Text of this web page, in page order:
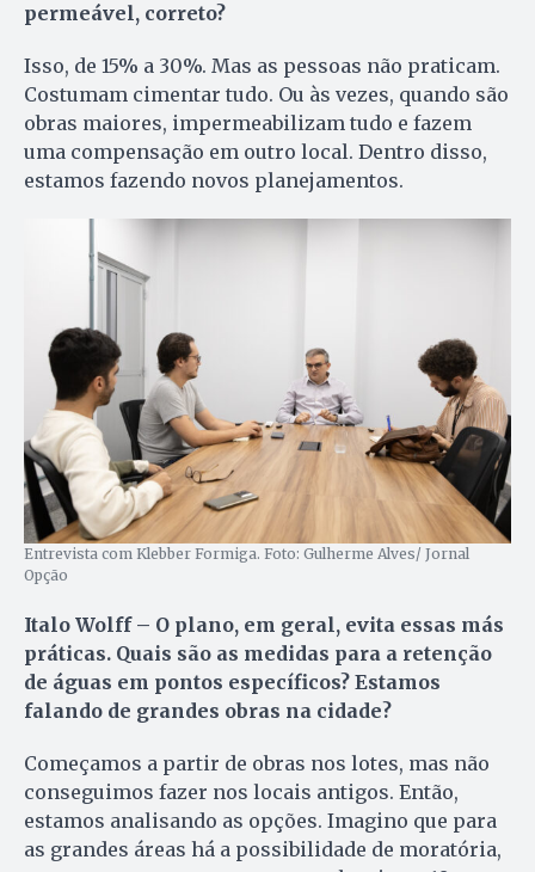
permeável, correto?
Isso, de 15% a 30%. Mas as pessoas não praticam.
Costumam cimentar tudo. Ou às vezes, quando são
obras maiores, impermeabilizam tudo e fazem
uma compensação em outro local. Dentro disso,
estamos fazendo novos planejamentos.
Entrevista com Klebber Formiga. Foto: Gulherme Alves/ Jornal
Opção
Italo Wolff – O plano, em geral, evita essas más
práticas. Quais são as medidas para a retenção
de águas em pontos específicos? Estamos
falando de grandes obras na cidade?
Começamos a partir de obras nos lotes, mas não
conseguimos fazer nos locais antigos. Então,
estamos analisando as opções. Imagino que para
as grandes áreas há a possibilidade de moratória,